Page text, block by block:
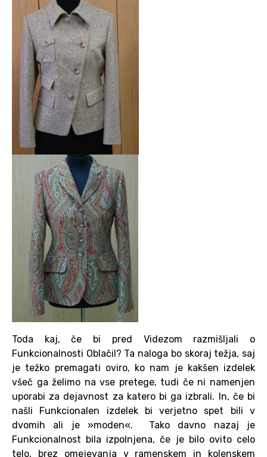
Toda kaj, če bi pred Videzom razmišljali o
Funkcionalnosti Oblačil? Ta naloga bo skoraj težja, saj
je težko premagati oviro, ko nam je kakšen izdelek
všeč ga želimo na vse pretege, tudi če ni namenjen
uporabi za dejavnost za katero bi ga izbrali. In, če bi
našli Funkcionalen izdelek bi verjetno spet bili v
dvomih ali je »moden«.
Tako davno nazaj je
Funkcionalnost bila izpolnjena, če je bilo ovito celo
telo, brez omejevanja v ramenskem in kolenskem